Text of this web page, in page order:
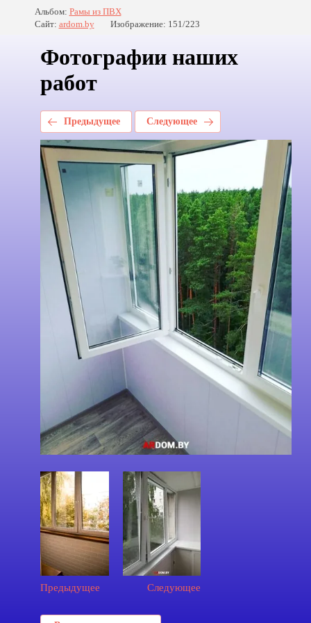
Альбом: Рамы из ПВХ
Сайт: ardom.by Изображение: 151/223
Фотографии наших
работ
Предыдущее Следующее
Предыдущее Следующее